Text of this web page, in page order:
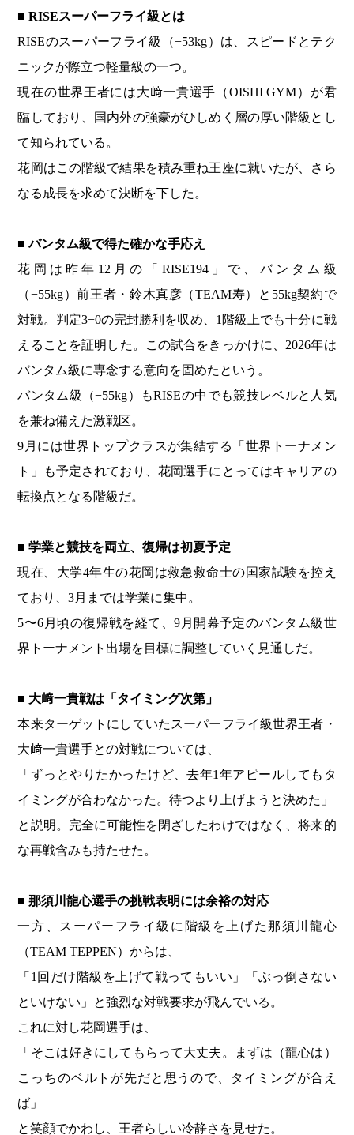
■ RISEスーパーフライ級とは
RISEのスーパーフライ級（−53kg）は、スピードとテク
ニックが際立つ軽量級の一つ。
現在の世界王者には大﨑一貴選手（OISHI GYM）が君
臨しており、国内外の強豪がひしめく層の厚い階級とし
て知られている。
花岡はこの階級で結果を積み重ね王座に就いたが、さら
なる成長を求めて決断を下した。
■ バンタム級で得た確かな手応え
花岡は昨年12月の「RISE194」で、バンタム級
（−55kg）前王者・鈴木真彦（TEAM寿）と55kg契約で
対戦。判定3−0の完封勝利を収め、1階級上でも十分に戦
えることを証明した。この試合をきっかけに、2026年は
バンタム級に専念する意向を固めたという。
バンタム級（−55kg）もRISEの中でも競技レベルと人気
を兼ね備えた激戦区。
9月には世界トップクラスが集結する「世界トーナメン
ト」も予定されており、花岡選手にとってはキャリアの
転換点となる階級だ。
■ 学業と競技を両立、復帰は初夏予定
現在、大学4年生の花岡は救急救命士の国家試験を控え
ており、3月までは学業に集中。
5〜6月頃の復帰戦を経て、9月開幕予定のバンタム級世
界トーナメント出場を目標に調整していく見通しだ。
■ 大﨑一貴戦は「タイミング次第」
本来ターゲットにしていたスーパーフライ級世界王者・
大﨑一貴選手との対戦については、
「ずっとやりたかったけど、去年1年アピールしてもタ
イミングが合わなかった。待つより上げようと決めた」
と説明。完全に可能性を閉ざしたわけではなく、将来的
な再戦含みも持たせた。
■ 那須川龍心選手の挑戦表明には余裕の対応
一方、スーパーフライ級に階級を上げた那須川龍心
（TEAM TEPPEN）からは、
「1回だけ階級を上げて戦ってもいい」「ぶっ倒さない
といけない」と強烈な対戦要求が飛んでいる。
これに対し花岡選手は、
「そこは好きにしてもらって大丈夫。まずは（龍心は）
こっちのベルトが先だと思うので、タイミングが合え
ば」
と笑顔でかわし、王者らしい冷静さを見せた。